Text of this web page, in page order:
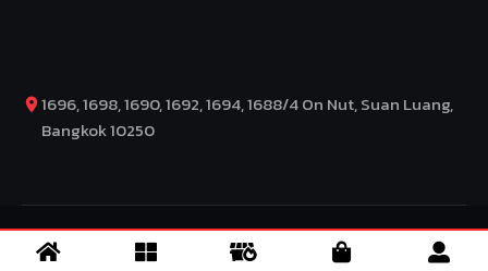
1696, 1698, 1690, 1692, 1694, 1688/4 On Nut, Suan Luang,
Bangkok 10250
COPYRIGHT BY COMP MOTO CO., LTD © 2026–SuperBike x
SuperDrive– ข่าวรถยนต์ รีวิวรถยนต์ไฟฟ้า ข่าวรถไฟฟ้า ข่าวรถ